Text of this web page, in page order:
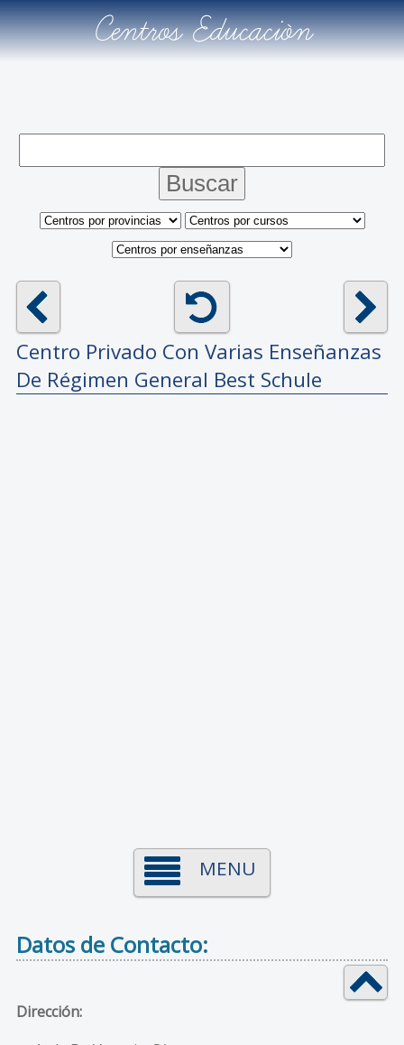
Centros Educación
Centro Privado Con Varias Enseñanzas
De Régimen General Best Schule
MENU
Datos de Contacto:
Dirección: